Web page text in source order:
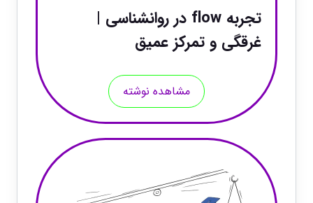
تجربه flow در روانشناسی |
غرقگی و تمرکز عمیق
مشاهده نوشته